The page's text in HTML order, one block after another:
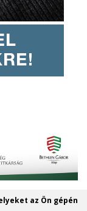
az Ön gépén